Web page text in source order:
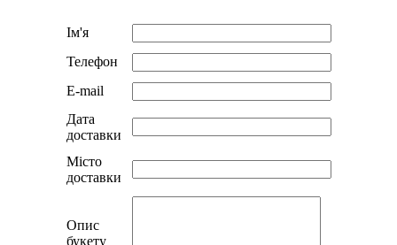
Ім'я
Телефон
E-mail
Дата
доставки
Місто
доставки
Опис
букету